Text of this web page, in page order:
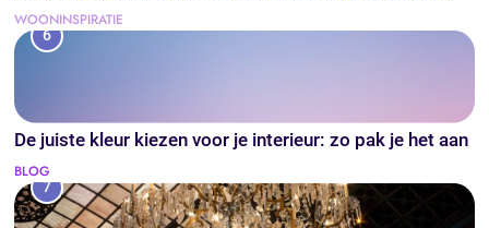
WOONINSPIRATIE
6
De juiste kleur kiezen voor je interieur: zo pak je het aan
BLOG
7